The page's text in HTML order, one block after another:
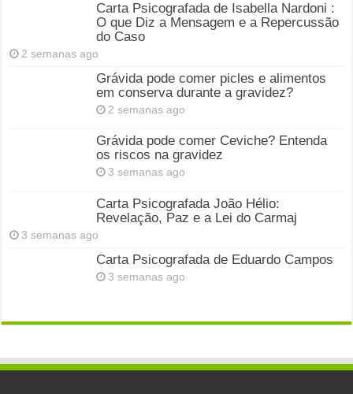
Carta Psicografada de Isabella Nardoni :
O que Diz a Mensagem e a Repercussão
do Caso
2 semanas ago
Grávida pode comer picles e alimentos
em conserva durante a gravidez?
2 semanas ago
Grávida pode comer Ceviche? Entenda
os riscos na gravidez
3 semanas ago
Carta Psicografada João Hélio:
Revelação, Paz e a Lei do Carmaj
3 semanas ago
Carta Psicografada de Eduardo Campos
3 semanas ago